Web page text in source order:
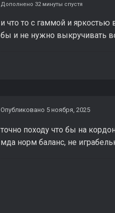
Дополнено 32 минуты спустя
и что то с гаммой и
бы и не нужно выкручивать
Опубликовано 5 ноября, 2025
точно походу что бы на
мда норм баланс, не